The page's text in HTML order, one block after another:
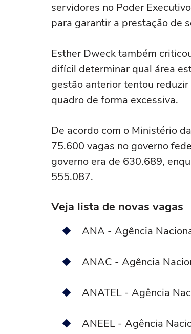
servidores no Poder
para garantir a prestação de
Esther Dweck também
difícil determinar qual área
gestão anterior tentou
quadro de forma excessiva.
De acordo com o Ministério
75.600 vagas no governo
governo era de 630.689,
555.087.
Veja lista de novas vagas
ANA - Agência
ANAC - Agência
ANATEL - Agência
ANEEL - Agência